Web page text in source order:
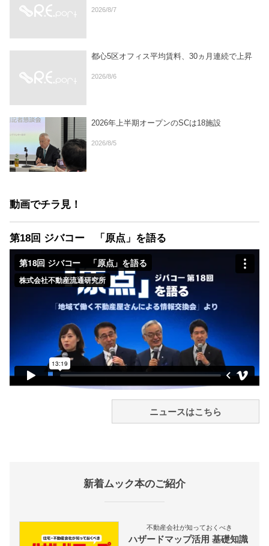
2026/8/7
都心5区オフィス平均賃料、30ヵ月連続で上昇
2026/8/6
2026年上半期オープンのSCは18施設
2026/8/5
動画でチラ見！
第18回 ジバコー 「原点」を語る
ニュースはこちら
新着ムック本のご紹介
不動産会社が知っておくべき
ハザードマップ活用 基礎知識